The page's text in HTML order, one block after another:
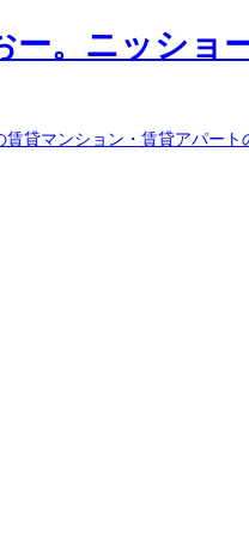
貸マンション・賃貸アパート